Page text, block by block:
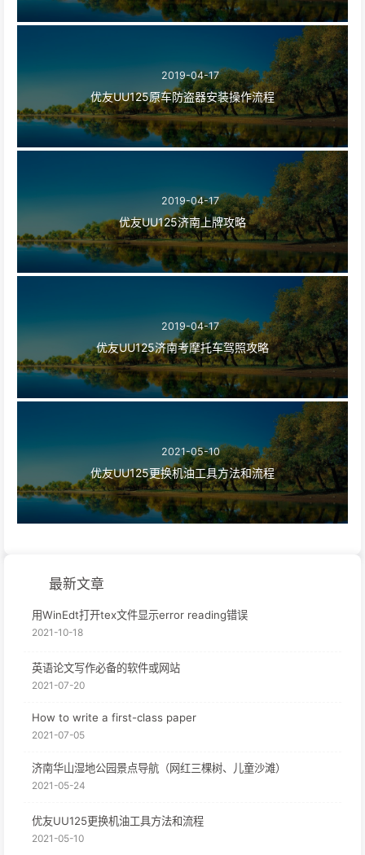
2019-04-17
优友UU125原车防盗器安装操作流程
2019-04-17
优友UU125济南上牌攻略
2019-04-17
优友UU125济南考摩托车驾照攻略
2021-05-10
优友UU125更换机油工具方法和流程
最新文章
用WinEdt打开tex文件显示error reading错误
2021-10-18
英语论文写作必备的软件或网站
2021-07-20
How to write a first-class paper
2021-07-05
济南华山湿地公园景点导航（网红三棵树、儿童沙滩）
2021-05-24
优友UU125更换机油工具方法和流程
2021-05-10